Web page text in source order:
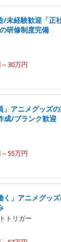
/未経験歓迎「正
研修制度完備
30万円
」アニメグッズ
成/ブランク歓迎
55万円
く」アニメグッ
トリガー